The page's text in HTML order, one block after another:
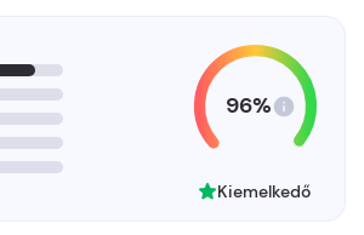
96%
Kiemelkedő